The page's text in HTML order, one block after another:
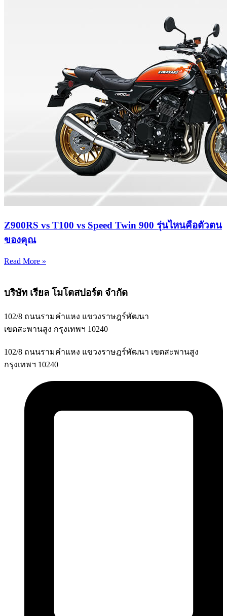
Z900RS vs T100 vs Speed Twin 900 รุ่นไหนคือตัวตน
ของคุณ
Read More »
บริษัท เรียล โมโตสปอร์ต จำกัด
102/8 ถนนรามคำแหง แขวงราษฎร์พัฒนา
เขตสะพานสูง กรุงเทพฯ 10240
102/8 ถนนรามคำแหง แขวงราษฎร์พัฒนา เขตสะพานสูง
กรุงเทพฯ 10240